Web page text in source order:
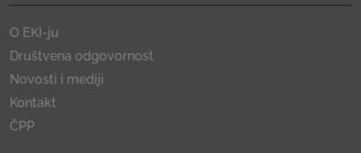
O EKI-ju
Društvena odgovornost
Novosti i mediji
Kontakt
ČPP